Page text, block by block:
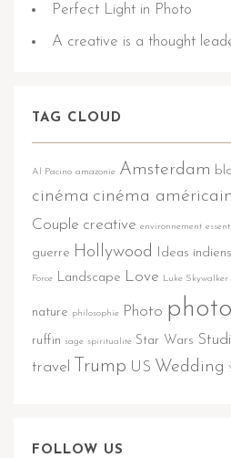
Perfect Light in Photo
A creative is a thought
TAG CLOUD
Al Pacino amazonie Amsterdam
cinéma cinéma américain
Couple creative environnement
guerre Hollywood Ideas indiens
Force Landscape Love Luke Skywalker
nature philosophie Photo
ruffin sage spiritualité Star Wars
travel Trump US Wedding
FOLLOW US